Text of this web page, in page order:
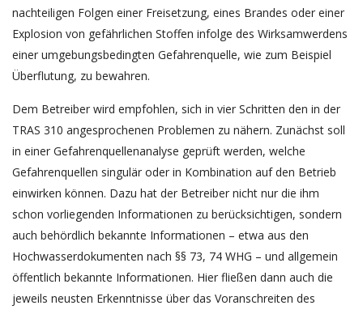
nachteiligen Folgen einer Freisetzung, eines Brandes oder einer
Explosion von gefährlichen Stoffen infolge des Wirksamwerdens
einer umgebungsbedingten Gefahrenquelle, wie zum Beispiel
Überflutung, zu bewahren.
Dem Betreiber wird empfohlen, sich in vier Schritten den in der
TRAS 310 angesprochenen Problemen zu nähern. Zunächst soll
in einer Gefahrenquellenanalyse geprüft werden, welche
Gefahrenquellen singulär oder in Kombination auf den Betrieb
einwirken können. Dazu hat der Betreiber nicht nur die ihm
schon vorliegenden Informationen zu berücksichtigen, sondern
auch behördlich bekannte Informationen – etwa aus den
Hochwasserdokumenten nach §§ 73, 74 WHG – und allgemein
öffentlich bekannte Informationen. Hier fließen dann auch die
jeweils neusten Erkenntnisse über das Voranschreiten des